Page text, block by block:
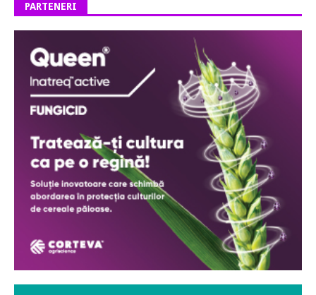
PARTENERI